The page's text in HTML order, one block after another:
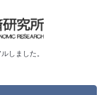
ルしました。